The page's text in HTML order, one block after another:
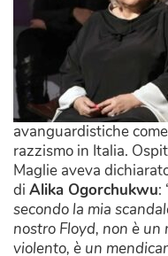
avanguardistiche
razzismo in Italia.
Maglie aveva
di Alika Ogorchukwu:
secondo la mia
nostro Floyd, non è
violento, è un